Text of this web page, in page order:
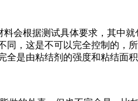
会根据测试具体要求，其中
同，这是不可以完全控制的，
全是由粘结剂的强度和粘结面